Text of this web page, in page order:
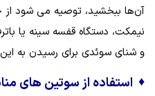
آن‌ها ببخشید، توصیه می شود از
نیمکت، دستگاه قفسه سینه یا
و شنای سوئدی برای رسیدن به
♦ استفاده از سوتین های